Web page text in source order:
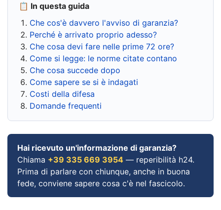
📋 In questa guida
Che cos'è davvero l'avviso di garanzia?
Perché è arrivato proprio adesso?
Che cosa devi fare nelle prime 72 ore?
Come si legge: le norme citate contano
Che cosa succede dopo
Come sapere se si è indagati
Costi della difesa
Domande frequenti
Hai ricevuto un'informazione di garanzia?
Chiama +39 335 669 3954 — reperibilità h24.
Prima di parlare con chiunque, anche in buona
fede, conviene sapere cosa c'è nel fascicolo.